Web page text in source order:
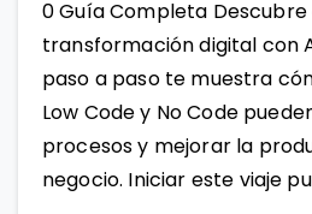
0 Guía Completa
transformación digital con
paso a paso te muestra
Low Code y No Code
procesos y mejorar la
negocio. Iniciar este viaje